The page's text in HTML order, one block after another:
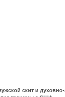
скит и